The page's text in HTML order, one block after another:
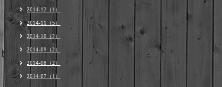
2014-12（1）
2014-11（5）
2014-10（2）
2014-09（2）
2014-08（2）
2014-07（1）